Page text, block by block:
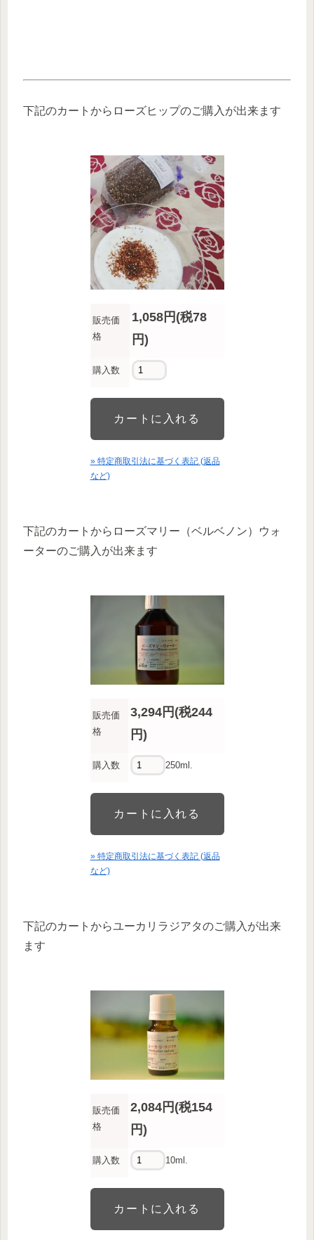
下記のカートからローズヒップのご購入が出来ます
販売価
格
1,058円(税78
円)
購入数
» 特定商取引法に基づく表記 (返品
など)
下記のカートからローズマリー（ベルベノン）ウォ
ーターのご購入が出来ます
販売価
格
3,294円(税244
円)
購入数 250ml.
» 特定商取引法に基づく表記 (返品
など)
下記のカートからユーカリラジアタのご購入が出来
ます
販売価
格
2,084円(税154
円)
購入数 10ml.